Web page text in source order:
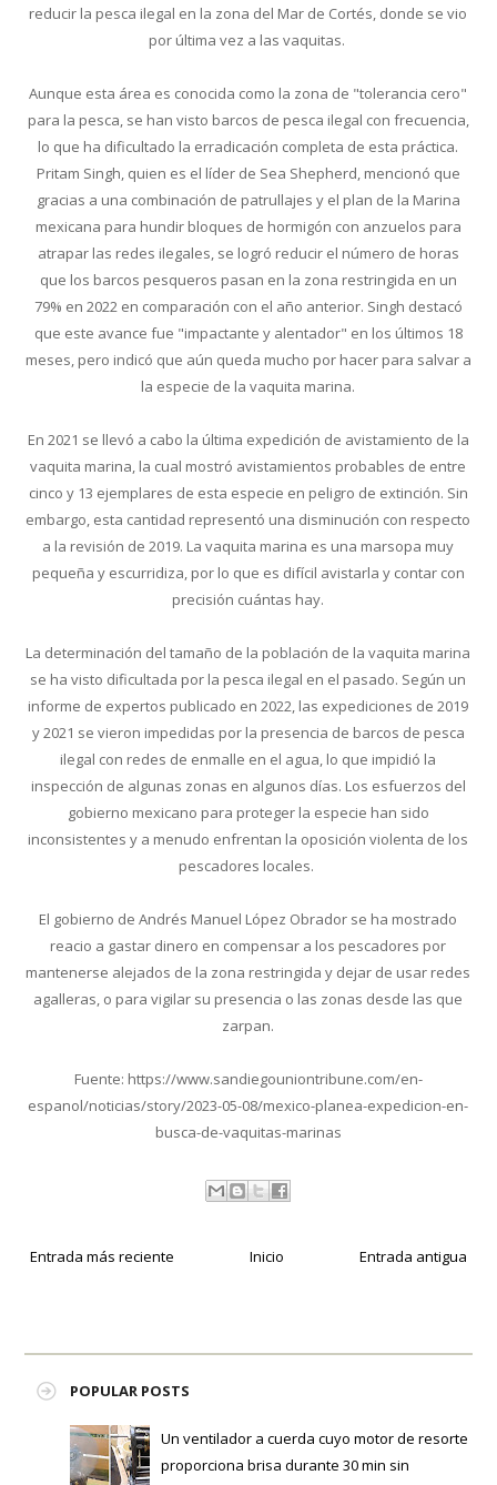
reducir la pesca ilegal en la zona del Mar de Cortés, donde se vio
por última vez a las vaquitas.
Aunque esta área es conocida como la zona de "tolerancia cero"
para la pesca, se han visto barcos de pesca ilegal con frecuencia,
lo que ha dificultado la erradicación completa de esta práctica.
Pritam Singh, quien es el líder de Sea Shepherd, mencionó que
gracias a una combinación de patrullajes y el plan de la Marina
mexicana para hundir bloques de hormigón con anzuelos para
atrapar las redes ilegales, se logró reducir el número de horas
que los barcos pesqueros pasan en la zona restringida en un
79% en 2022 en comparación con el año anterior. Singh destacó
que este avance fue "impactante y alentador" en los últimos 18
meses, pero indicó que aún queda mucho por hacer para salvar a
la especie de la vaquita marina.
En 2021 se llevó a cabo la última expedición de avistamiento de la
vaquita marina, la cual mostró avistamientos probables de entre
cinco y 13 ejemplares de esta especie en peligro de extinción. Sin
embargo, esta cantidad representó una disminución con respecto
a la revisión de 2019. La vaquita marina es una marsopa muy
pequeña y escurridiza, por lo que es difícil avistarla y contar con
precisión cuántas hay.
La determinación del tamaño de la población de la vaquita marina
se ha visto dificultada por la pesca ilegal en el pasado. Según un
informe de expertos publicado en 2022, las expediciones de 2019
y 2021 se vieron impedidas por la presencia de barcos de pesca
ilegal con redes de enmalle en el agua, lo que impidió la
inspección de algunas zonas en algunos días. Los esfuerzos del
gobierno mexicano para proteger la especie han sido
inconsistentes y a menudo enfrentan la oposición violenta de los
pescadores locales.
El gobierno de Andrés Manuel López Obrador se ha mostrado
reacio a gastar dinero en compensar a los pescadores por
mantenerse alejados de la zona restringida y dejar de usar redes
agalleras, o para vigilar su presencia o las zonas desde las que
zarpan.
Fuente: https://www.sandiegouniontribune.com/en-
espanol/noticias/story/2023-05-08/mexico-planea-expedicion-en-
busca-de-vaquitas-marinas
Entrada más reciente Entrada antigua
Inicio
POPULAR POSTS
Un ventilador a cuerda cuyo motor de resorte
proporciona brisa durante 30 min sin